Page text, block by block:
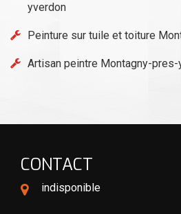
yverdon
Peinture sur tuile et toiture
Artisan peintre Montagny-pres-
CONTACT
indisponible